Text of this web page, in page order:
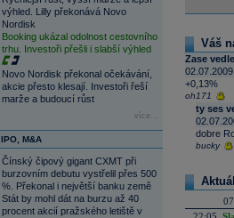
výhled. Lilly překonává Novo
Nordisk
Booking ukázal odolnost cestovního
trhu. Investoři přešli i slabší výhled
Novo Nordisk překonal očekávání,
akcie přesto klesají. Investoři řeší
marže a budoucí růst
více...
IPO, M&A
Čínský čipový gigant CXMT při
burzovním debutu vystřelil přes 500
%. Překonal i největší banku země
Stát by mohl dát na burzu až 40
procent akcií pražského letiště v
Váš
Zase
+0,13%
oh171
ty ses
dobre
bucky